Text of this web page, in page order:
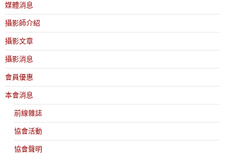
媒體消息
攝影師介紹
攝影文章
攝影消息
會員優惠
本會消息
前線雜誌
協會活動
協會聲明